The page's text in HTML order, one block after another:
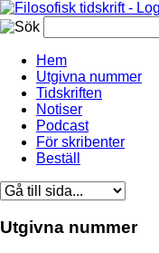
Hem
Utgivna nummer
Tidskriften
Notiser
Podcast
För skribenter
Beställ
Utgivna nummer